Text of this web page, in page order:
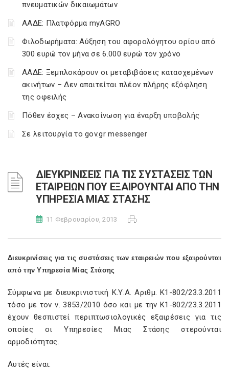
πνευματικών δικαιωμάτων
ΑΑΔΕ: Πλατφόρμα myAGRO
Φιλοδωρήματα: Αύξηση του αφορολόγητου ορίου από
300 ευρώ τον μήνα σε 6.000 ευρώ τον χρόνο
ΑΑΔΕ: Ξεμπλοκάρουν οι μεταβιβάσεις κατασχεμένων
ακινήτων – Δεν απαιτείται πλέον πλήρης εξόφληση
της οφειλής
Πόθεν έσχες – Ανακοίνωση για έναρξη υποβολής
Σε λειτουργία το gov.gr messenger
ΔΙΕΥΚΡΙΝΙΣΕΙΣ ΓΙΑ ΤΙΣ ΣΥΣΤΑΣΕΙΣ ΤΩΝ
ΕΤΑΙΡΕΙΩΝ ΠΟΥ ΕΞΑΙΡΟΥΝΤΑΙ ΑΠΟ ΤΗΝ
ΥΠΗΡΕΣΙΑ ΜΙΑΣ ΣΤΑΣΗΣ
11 Φεβρουαρίου, 2013
Διευκρινίσεις για τις συστάσεις των εταιρειών που εξαιρούνται
από την Υπηρεσία Μίας Στάσης
Σύμφωνα με διευκρινιστική Κ.Υ.Α. Αριθμ. K1-802/23.3.2011
τόσο με τον ν. 3853/2010 όσο και με την K1-802/23.3.2011
έχουν θεσπιστεί περιπτωσιολογικές εξαιρέσεις για τις
οποίες οι Υπηρεσίες Μιας Στάσης στερούνται
αρμοδιότητας.
Αυτές είναι: